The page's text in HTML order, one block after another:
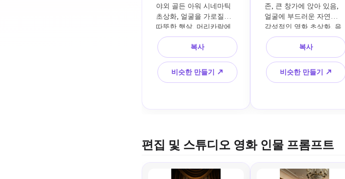
야외 골든 아워 시네마틱
초상화, 얼굴을 가로질러
따뜻한 햇살, 머리카락에
부드러운 바람, 몽환적인
분위기, 85mm 렌즈 룩, 얕
은 피사계, 사실적인 피부
질감, 우아한 필름 색상 등
급
복사
비슷한 만들기 ↗
존, 큰 창가에 앉아 있음,
얼굴에 부드러운 자연광,
감성적인 영화 초상화, 음
소거된 톤, 미묘한 배경 흐
림, 친밀한 프레임, 사실적
인 눈, 필름 스틸 퀄리티
복사
비슷한 만들기 ↗
편집 및 스튜디오 영화 인물 프롬프트